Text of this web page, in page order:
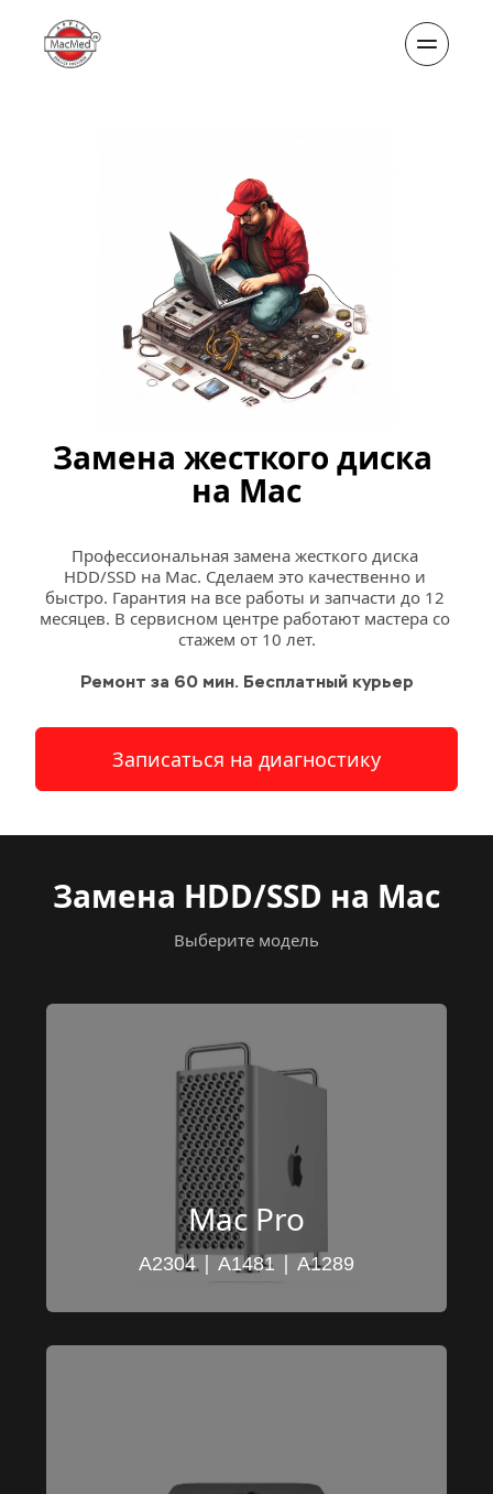
Замена жесткого диска
на Mac
Профессиональная замена жесткого диска
HDD/SSD на Mac. Сделаем это качественно и
быстро. Гарантия на все работы и запчасти до 12
месяцев. В сервисном центре работают мастера со
стажем от 10 лет.
Ремонт за 60 мин. Бесплатный курьер
Записаться на диагностику
Замена HDD/SSD на Mac
Выберите модель
Mac Pro
A2304 | A1481 | A1289